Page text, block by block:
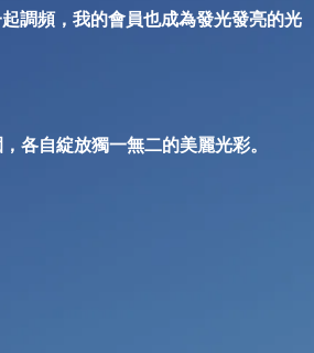
調頻，我的會員也成為發光發亮的光
各自綻放獨一無二的美麗光彩。